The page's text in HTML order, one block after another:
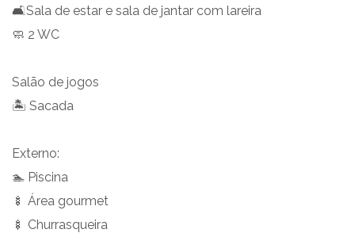
🛋️Sala de estar e sala de jantar com lareira
🧼 2 WC
Salão de jogos
🏝️ Sacada
Externo:
🏊 Piscina
🍢 Área gourmet
🍢 Churrasqueira